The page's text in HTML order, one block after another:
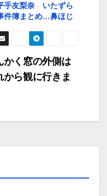
手友梨奈 いたずら
件簿まとめ…鼻ほじ
かく窓の外側は
ら観に行きま